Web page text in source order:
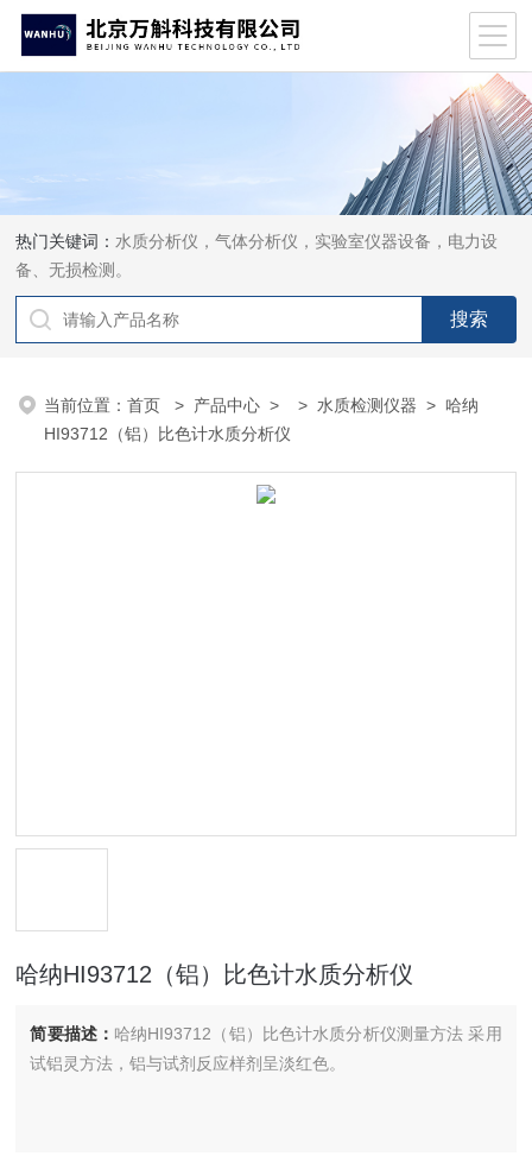
热门关键词： 水质分析仪，气体分析仪，实验室仪器设备，电力设
备、无损检测。
当前位置：首页 > 产品中心 > > 水质检测仪器 > 哈纳
HI93712（铝）比色计水质分析仪
哈纳HI93712（铝）比色计水质分析仪
简要描述： 哈纳HI93712（铝）比色计水质分析仪测量方法 采用
试铝灵方法，铝与试剂反应样剂呈淡红色。